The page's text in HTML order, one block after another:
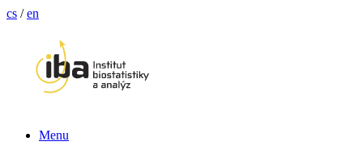
cs /en
Menu